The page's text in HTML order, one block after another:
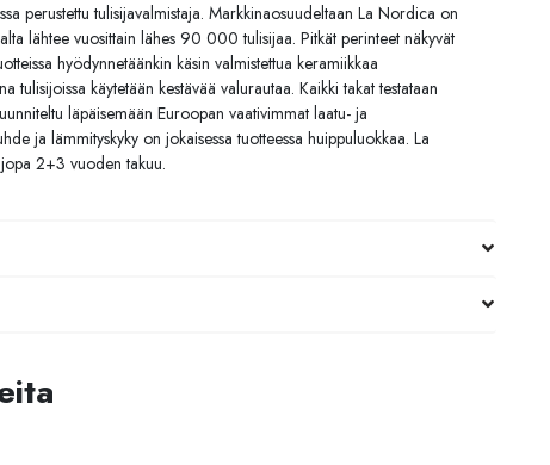
perustettu tulisijavalmistaja. Markkinaosuudeltaan La Nordica on
lähtee vuosittain lähes 90 000 tulisijaa. Pitkät perinteet näkyvät
hyödynnetäänkin käsin valmistettua keramiikkaa
tulisijoissa käytetään kestävää valurautaa. Kaikki takat testataan
läpäisemään Euroopan vaativimmat laatu- ja
ja lämmityskyky on jokaisessa tuotteessa huippuluokkaa. La
2+3 vuoden takuu.